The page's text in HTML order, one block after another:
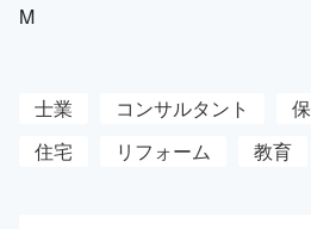
M
士業 コンサルタント
住宅
リフォーム 教育